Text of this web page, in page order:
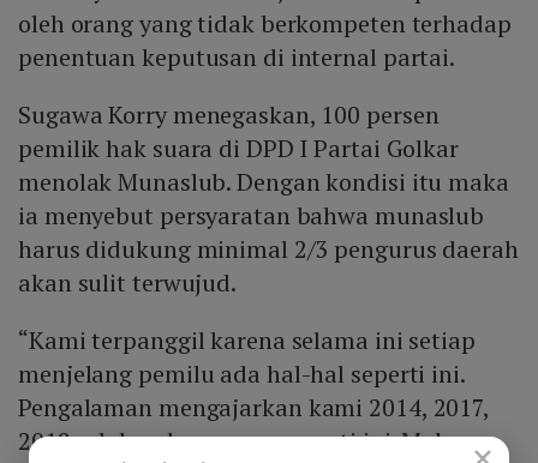
oleh orang yang tidak berkompeten terhadap
penentuan keputusan di internal partai.
Sugawa Korry menegaskan, 100 persen
pemilik hak suara di DPD I Partai Golkar
menolak Munaslub. Dengan kondisi itu maka
ia menyebut persyaratan bahwa munaslub
harus didukung minimal 2/3 pengurus daerah
akan sulit terwujud.
“Kami terpanggil karena selama ini setiap
menjelang pemilu ada hal-hal seperti ini.
Pengalaman mengajarkan kami 2014, 2017,
2018 selalu ada wacana seperti ini. Makanya